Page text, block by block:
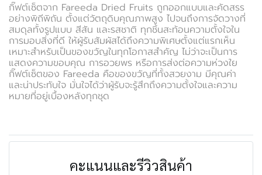
กิ๊ฟต์เซ็ตจาก Fareeda Dried Fruits ถูกออกแบบและคัดสรร
อย่างพิถีพิถัน ตั้งแต่วัตถุดิบคุณภาพสูง ไปจนถึงการจัดวางที่
สมดุลทั้งรูปแบบ สีสัน และรสชาติ ทุกชิ้นสะท้อนความตั้งใจใน
การมอบสิ่งที่ดี ให้ผู้รับสัมผัสได้ถึงความพิเศษตั้งแต่แรกเห็น
เหมาะสำหรับเป็นของขวัญในทุกโอกาสสำคัญ ไม่ว่าจะเป็นการ
แสดงความขอบคุณ การอวยพร หรือการส่งต่อความห่วงใย
กิ๊ฟต์เซ็ตของ Fareeda คือของขวัญที่ทั้งสวยงาม มีคุณค่า
และน่าประทับใจ มั่นใจได้ว่าผู้รับจะรู้สึกถึงความตั้งใจและความ
หมายที่อยู่เบื้องหลังทุกชุด
คะแนนและรีวิวสินค้า